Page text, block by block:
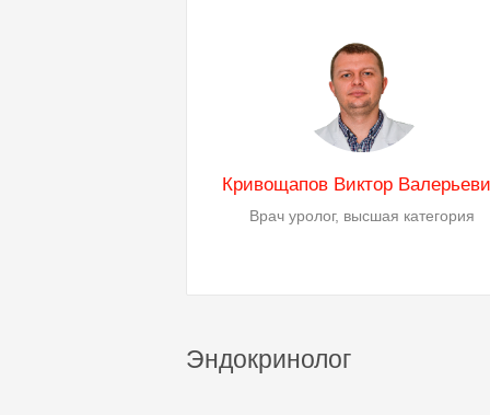
Кривощапов Виктор
Врач уролог, высшая категория
Эндокринолог